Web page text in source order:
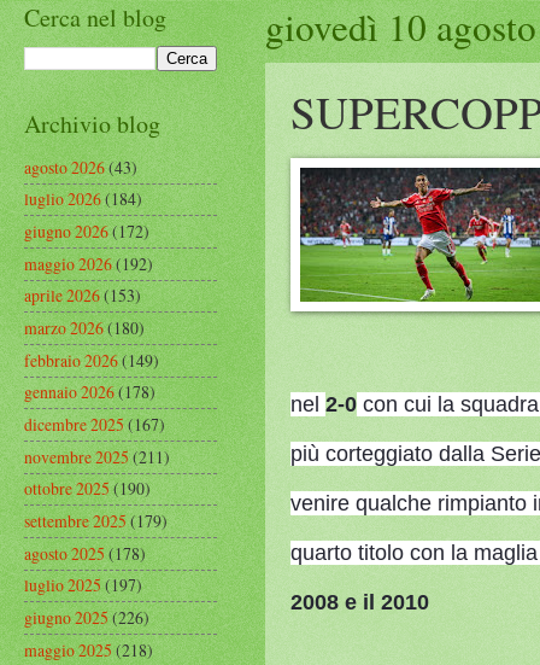
giovedì 10
nel 2-0 con cui la
più corteggiato dalla
venire qualche rimpianto
quarto titolo con la
2008 e il 2010
Cerca nel blog
Archivio blog
agosto 2026(43)
luglio 2026(184)
giugno 2026(172)
maggio 2026(192)
aprile 2026(153)
marzo 2026(180)
febbraio 2026(149)
gennaio 2026(178)
dicembre 2025(167)
novembre 2025(211)
ottobre 2025(190)
settembre 2025(179)
agosto 2025(178)
luglio 2025(197)
giugno 2025(226)
maggio 2025(218)